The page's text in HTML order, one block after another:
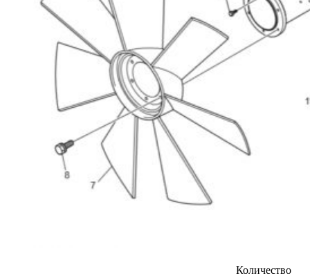
Количество